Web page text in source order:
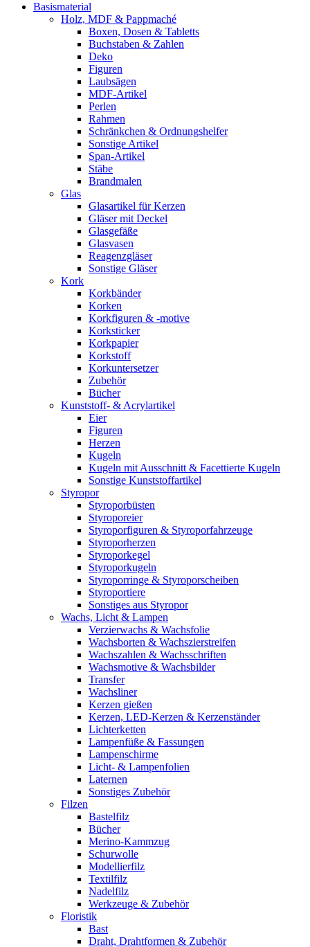
Basismaterial
Holz, MDF & Pappmaché
Boxen, Dosen & Tabletts
Buchstaben & Zahlen
Deko
Figuren
Laubsägen
MDF-Artikel
Perlen
Rahmen
Schränkchen & Ordnungshelfer
Sonstige Artikel
Span-Artikel
Stäbe
Brandmalen
Glas
Glasartikel für Kerzen
Gläser mit Deckel
Glasgefäße
Glasvasen
Reagenzgläser
Sonstige Gläser
Kork
Korkbänder
Korken
Korkfiguren & -motive
Korksticker
Korkpapier
Korkstoff
Korkuntersetzer
Zubehör
Bücher
Kunststoff- & Acrylartikel
Eier
Figuren
Herzen
Kugeln
Kugeln mit Ausschnitt & Facettierte Kugeln
Sonstige Kunststoffartikel
Styropor
Styroporbüsten
Styroporeier
Styroporfiguren & Styroporfahrzeuge
Styroporherzen
Styroporkegel
Styroporkugeln
Styroporringe & Styroporscheiben
Styroportiere
Sonstiges aus Styropor
Wachs, Licht & Lampen
Verzierwachs & Wachsfolie
Wachsborten & Wachszierstreifen
Wachszahlen & Wachsschriften
Wachsmotive & Wachsbilder
Transfer
Wachsliner
Kerzen gießen
Kerzen, LED-Kerzen & Kerzenständer
Lichterketten
Lampenfüße & Fassungen
Lampenschirme
Licht- & Lampenfolien
Laternen
Sonstiges Zubehör
Filzen
Bastelfilz
Bücher
Merino-Kammzug
Schurwolle
Modellierfilz
Textilfilz
Nadelfilz
Werkzeuge & Zubehör
Floristik
Bast
Draht, Drahtformen & Zubehör